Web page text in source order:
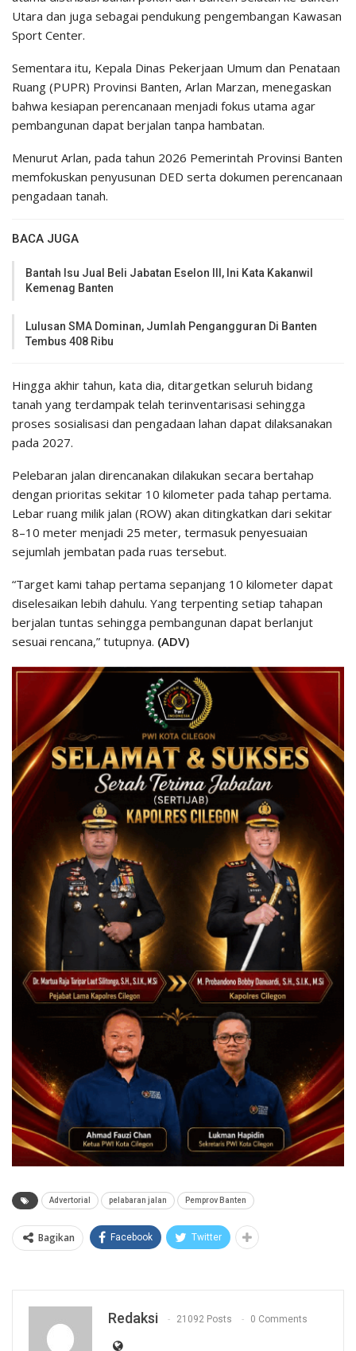
Utara dan juga sebagai pendukung pengembangan Kawasan
Sport Center.
Sementara itu, Kepala Dinas Pekerjaan Umum dan Penataan
Ruang (PUPR) Provinsi Banten, Arlan Marzan, menegaskan
bahwa kesiapan perencanaan menjadi fokus utama agar
pembangunan dapat berjalan tanpa hambatan.
Menurut Arlan, pada tahun 2026 Pemerintah Provinsi Banten
memfokuskan penyusunan DED serta dokumen perencanaan
pengadaan tanah.
BACA JUGA
Bantah Isu Jual Beli Jabatan Eselon III, Ini Kata Kakanwil
Kemenag Banten
Lulusan SMA Dominan, Jumlah Pengangguran Di Banten
Tembus 408 Ribu
Hingga akhir tahun, kata dia, ditargetkan seluruh bidang
tanah yang terdampak telah terinventarisasi sehingga
proses sosialisasi dan pengadaan lahan dapat dilaksanakan
pada 2027.
Pelebaran jalan direncanakan dilakukan secara bertahap
dengan prioritas sekitar 10 kilometer pada tahap pertama.
Lebar ruang milik jalan (ROW) akan ditingkatkan dari sekitar
8–10 meter menjadi 25 meter, termasuk penyesuaian
sejumlah jembatan pada ruas tersebut.
“Target kami tahap pertama sepanjang 10 kilometer dapat
diselesaikan lebih dahulu. Yang terpenting setiap tahapan
berjalan tuntas sehingga pembangunan dapat berlanjut
sesuai rencana,” tutupnya. (ADV)
Advertorial pelabaran jalan Pemprov Banten
Bagikan Facebook Twitter
Redaksi 21092 Posts 0 Comments